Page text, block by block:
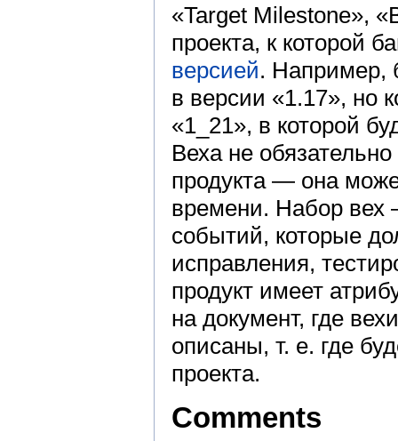
«Target Milestone»,
проекта, к которой
версией. Например,
в версии «1.17», но
«1_21», в которой
Веха не
продукта — она
времени. Набор вех
событий, которые
исправления,
продукт имеет
на документ, где
описаны, т. е. где
проекта.
Comments